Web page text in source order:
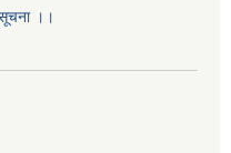
सूचना ।।